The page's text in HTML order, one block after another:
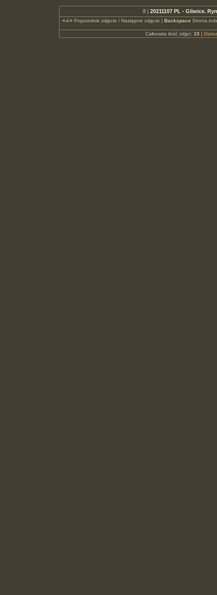
8 | 20211107 PL - Gliwice.
<-/->Poprzednie zdjęcie / Następne zdjęcie | Backspace Strona
Całkowita ilość zdjęć: 15|